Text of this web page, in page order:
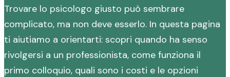
Trovare lo psicologo giusto può sembrare
complicato, ma non deve esserlo. In questa pagina
ti aiutiamo a orientarti: scopri quando ha senso
rivolgersi a un professionista, come funziona il
primo colloquio, quali sono i costi e le opzioni